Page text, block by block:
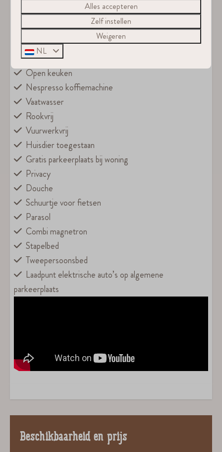
Tuinmeubilair
Terras
Ruime tuin
Loungeset met kussens
Open keuken
Nespresso koffiemachine
Vaatwasser
Rookvrij
Vuurwerkvrij
Huisdier toegestaan
Gratis parkeerplaats bij woning
Privacy
Douche
Schuurtje voor fietsen
Parasol
Combi magnetron
Stapelbed
Tweepersoonsbed
Laadpunt elektrische auto’s op algemene
parkeerplaats
Beschikbaarheid en prijs
Alles accepteren
Zelf instellen
Weigeren
NL